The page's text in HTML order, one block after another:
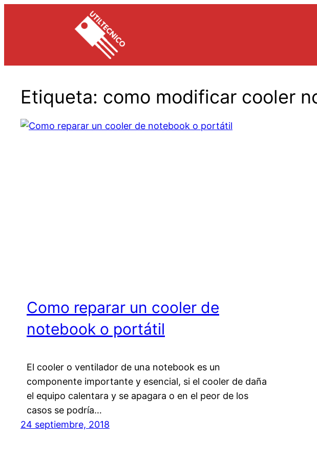
Etiqueta: como modificar cooler
Como reparar un cooler de
notebook o portátil
El cooler o ventilador de una notebook es un
componente importante y esencial, si el cooler de daña
el equipo calentara y se apagara o en el peor de los
casos se podría…
24 septiembre, 2018